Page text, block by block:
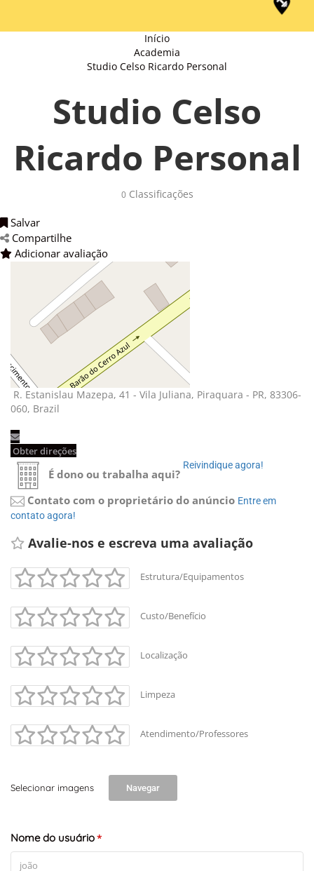
Início
Academia
Studio Celso Ricardo Personal
Studio Celso
Ricardo Personal
0Classificações
Salvar
Compartilhe
Adicionar avaliação
Leaflet
R. Estanislau Mazepa, 41 - Vila Juliana, Piraquara - PR, 83306-
060, Brazil
Obter direções
É dono ou trabalha aqui?
Reivindique agora!
Contato com o proprietário do anúncio Entre em
contato agora!
Avalie-nos e escreva uma avaliação
Estrutura/Equipamentos
Custo/Benefício
Localização
Limpeza
Atendimento/Professores
Selecionar imagens Navegar
Nome do usuário*